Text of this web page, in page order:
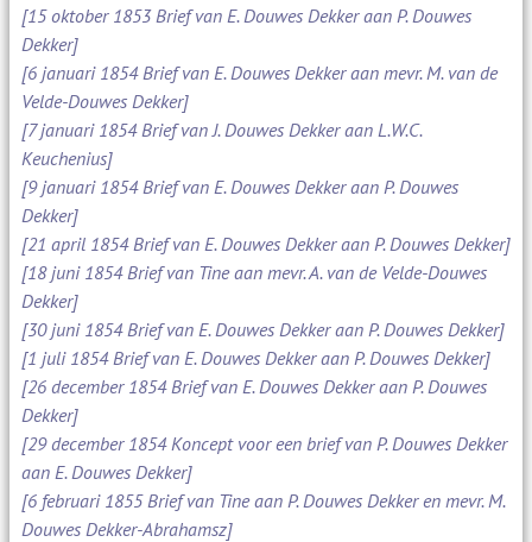
[15 oktober 1853 Brief van E. Douwes Dekker aan P. Douwes
Dekker]
[6 januari 1854 Brief van E. Douwes Dekker aan mevr. M. van de
Velde-Douwes Dekker]
[7 januari 1854 Brief van J. Douwes Dekker aan L.W.C.
Keuchenius]
[9 januari 1854 Brief van E. Douwes Dekker aan P. Douwes
Dekker]
[21 april 1854 Brief van E. Douwes Dekker aan P. Douwes Dekker]
[18 juni 1854 Brief van Tine aan mevr. A. van de Velde-Douwes
Dekker]
[30 juni 1854 Brief van E. Douwes Dekker aan P. Douwes Dekker]
[1 juli 1854 Brief van E. Douwes Dekker aan P. Douwes Dekker]
[26 december 1854 Brief van E. Douwes Dekker aan P. Douwes
Dekker]
[29 december 1854 Koncept voor een brief van P. Douwes Dekker
aan E. Douwes Dekker]
[6 februari 1855 Brief van Tine aan P. Douwes Dekker en mevr. M.
Douwes Dekker-Abrahamsz]